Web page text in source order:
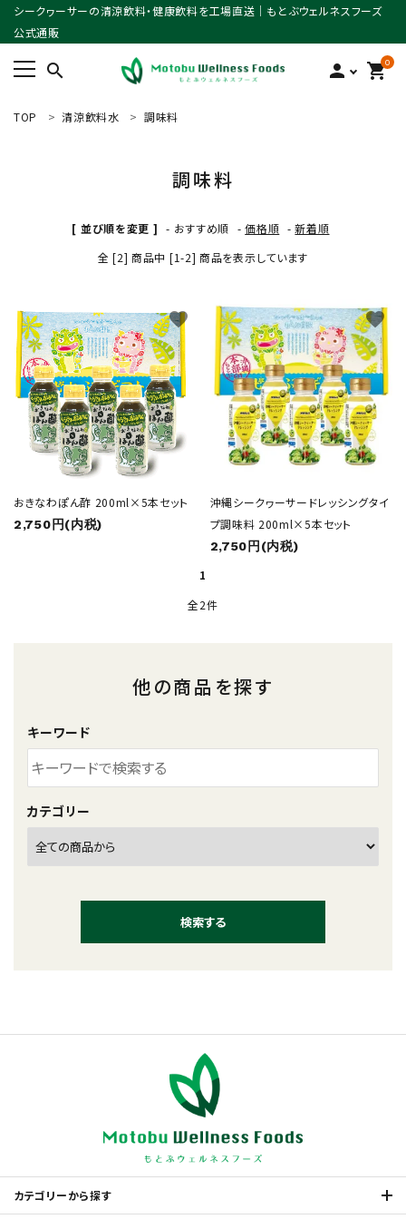
シークヮーサーの清涼飲料・健康飲料を工場直送｜もとぶウェルネスフーズ
公式通販
search person 0
shopping_cart
ACCOUNT MENU
新規会員登録
search
シークヮーサージュース
健康飲料
TOP 清涼飲料水 調味料
調味料
[ 並び順を変更 ] - おすすめ順 -価格順 -新着順
全 [2] 商品中 [1-2] 商品を表示しています
おきなわぽん酢 200ml×5本セット
2,750円(内税)
favorite
沖縄シークヮーサードレッシングタイ
プ調味料 200ml×5本セット
2,750円(内税)
favorite
1
全2件
他の商品を探す
キーワード
カテゴリー
検索する
カテゴリーから探す